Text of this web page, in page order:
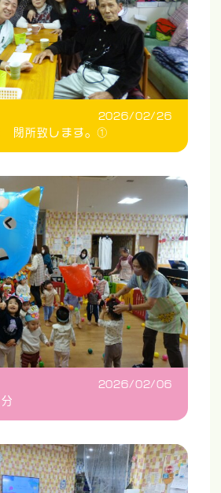
2026/02/26
閉所致します。①
2026/02/06